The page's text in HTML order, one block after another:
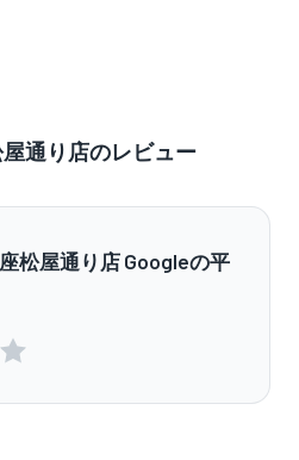
通り店のレビュー
松屋通り店 Googleの平